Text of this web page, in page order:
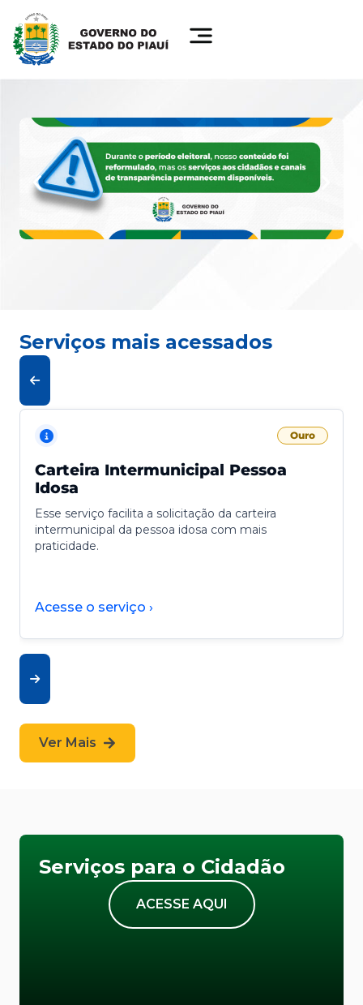
Serviços mais acessados
Ouro
Carteira Intermunicipal Pessoa
Idosa
Esse serviço facilita a solicitação da carteira
intermunicipal da pessoa idosa com mais
praticidade.
Acesse o serviço ›
Ver Mais
Serviços para o Cidadão
ACESSE AQUI